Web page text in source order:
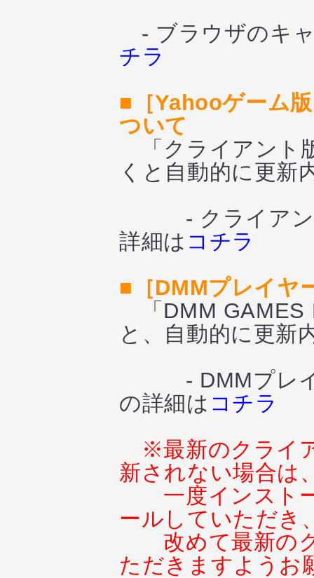
- ブラウザのキ
チラ
■［Yahooゲーム
ついて
「クライアント
くと自動的に更新
- クライアント
詳細は コチラ
■［DMMプレイヤ
「DMM GAMES
と、自動的に更新
- DMMプレイ
の詳細は コチラ
※最新のクライ
新されない場合は
一度インスト
ールしていただき
改めて最新の
ただきますようお